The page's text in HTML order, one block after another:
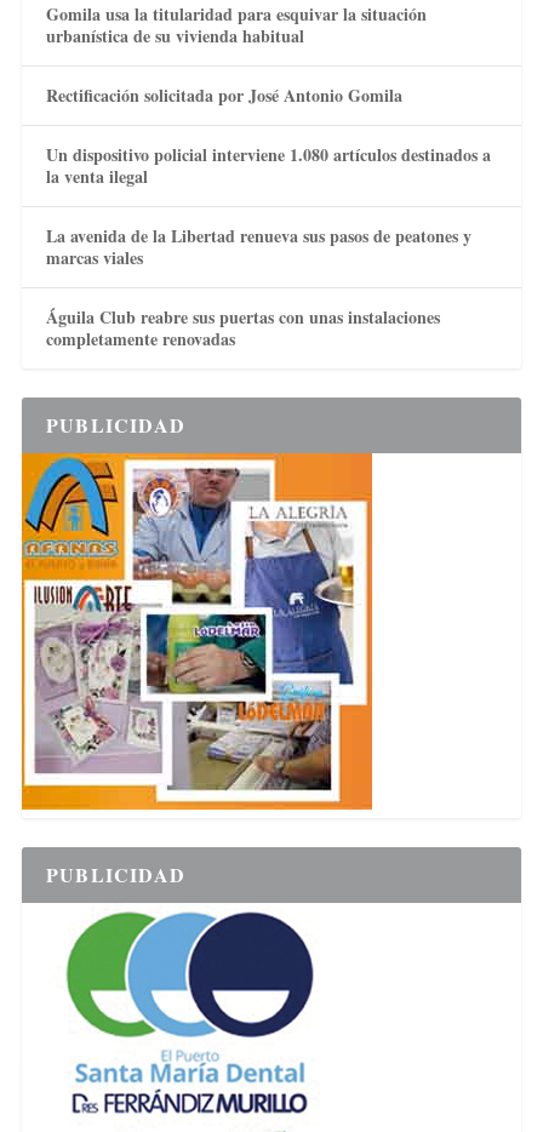
Gomila usa la titularidad para esquivar la situación
urbanística de su vivienda habitual
Rectificación solicitada por José Antonio Gomila
Un dispositivo policial interviene 1.080 artículos destinados a
la venta ilegal
La avenida de la Libertad renueva sus pasos de peatones y
marcas viales
Águila Club reabre sus puertas con unas instalaciones
completamente renovadas
PUBLICIDAD
PUBLICIDAD